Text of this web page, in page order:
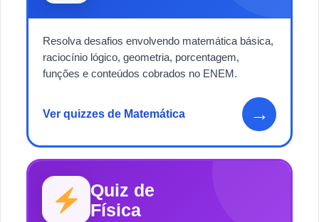
Resolva desafios envolvendo matemática básica,
raciocínio lógico, geometria, porcentagem,
funções e conteúdos cobrados no ENEM.
Ver quizzes de Matemática →
Quiz de
Física